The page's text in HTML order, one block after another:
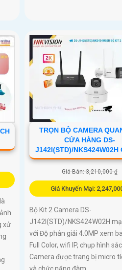
xử
TRỌN BỘ CAMERA
CỬA HÀNG DS-
J142I(STD)/NKS424W02H
Giá Bán: 3,210,000 ₫
Giá Khuyến Mại:
Bộ Kit 2 Camera DS-
J142I(STD)/NKS424W02H
với Độ phân giải 4.0MP xem
Full Color, wifi IP, chụp hình
Camera được trang bị micro